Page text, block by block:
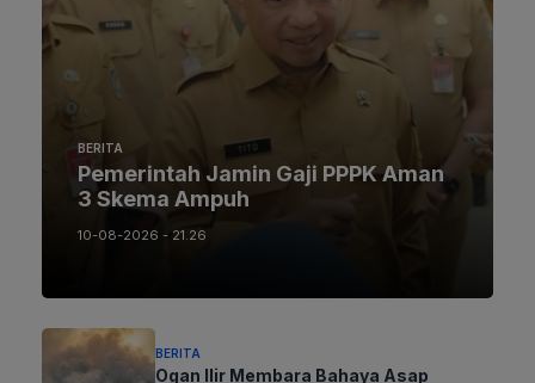
BERITA
Pemerintah Jamin Gaji PPPK Aman
3 Skema Ampuh
10-08-2026 - 21.26
BERITA
Ogan Ilir Membara Bahaya Asap